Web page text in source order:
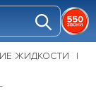
ЖИДКОСТИ